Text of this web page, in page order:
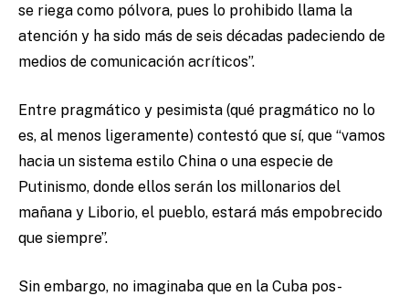
se riega como pólvora, pues lo prohibido llama la
atención y ha sido más de seis décadas padeciendo de
medios de comunicación acríticos”.
Entre pragmático y pesimista (qué pragmático no lo
es, al menos ligeramente) contestó que sí, que “vamos
hacia un sistema estilo China o una especie de
Putinismo, donde ellos serán los millonarios del
mañana y Liborio, el pueblo, estará más empobrecido
que siempre”.
Sin embargo, no imaginaba que en la Cuba pos-